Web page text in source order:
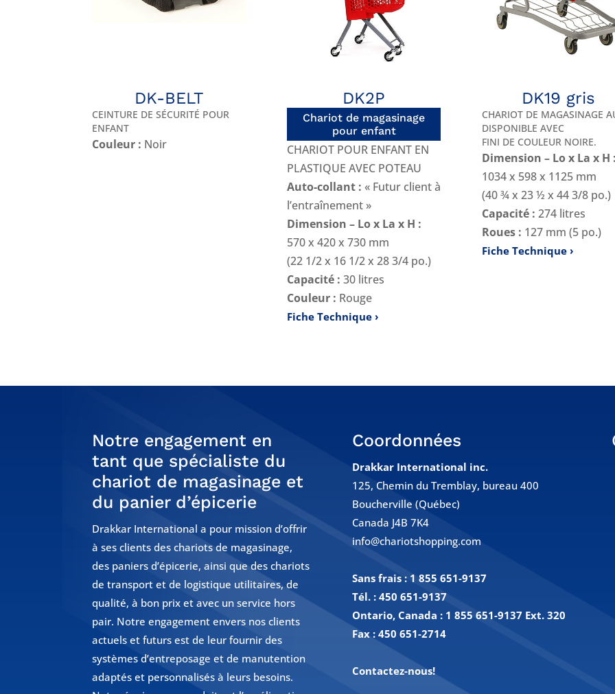
DK-BELT
CEINTURE DE SÉCURITÉ POUR
ENFANT
Couleur : Noir
DK2P
Chariot de magasinage
pour enfant
CHARIOT POUR ENFANT EN
PLASTIQUE AVEC POTEAU
Auto-collant : « Futur client à
l’entraînement »
Dimension – Lo x La x H :
570 x 420 x 730 mm
(22 1/2 x 16 1/2 x 28 3/4 po.)
Capacité : 30 litres
Couleur : Rouge
Fiche Technique
DK19 gris
CHARIOT DE MAGASINAGE
DISPONIBLE AVEC
FINI DE COULEUR NOIRE.
Dimension – Lo x La x H :
1034 x 598 x 1125 mm
(40 ¾ x 23 ½ x 44 3/8 po.)
Capacité : 274 litres
Roues : 127 mm (5 po.)
Fiche Technique
Notre engagement en
tant que spécialiste du
chariot de magasinage et
du panier d’épicerie
Drakkar International a pour mission d’offrir
à ses clients des chariots de magasinage,
des paniers d’épicerie, ainsi que des chariots
de transport et de logistique utilitaires, de
qualité, à bon prix et avec un service hors
pair. Notre engagement envers nos clients
actuels et futurs est de leur fournir des
systèmes d’entreposage et de manutention
adaptés et personnalisés à leurs besoins.
Coordonnées
Drakkar International inc.
125, Chemin du Tremblay, bureau 400
Boucherville (Québec)
Canada J4B 7K4
info@chariotshopping.com
Sans frais : 1 855 651-9137
Tél. : 450 651-9137
Ontario, Canada : 1 855 651-9137 Ext. 320
Fax : 450 651-2714
Contactez-nous!